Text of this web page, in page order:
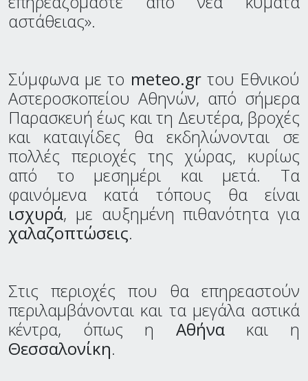
αστάθειας».
Σύμφωνα με το meteo.grτου Εθνικού
Αστεροσκοπείου Αθηνών, από σήμερα
Παρασκευή έως και τη Δευτέρα, βροχές
και καταιγίδες θα εκδηλώνονται σε
πολλές περιοχές της χώρας, κυρίως
από το μεσημέρι και μετά. Τα
φαινόμενα κατά τόπους θα είναι
ισχυρά, με αυξημένη πιθανότητα για
χαλαζοπτώσεις.
Στις περιοχές που θα επηρεαστούν
περιλαμβάνονται και τα μεγάλα αστικά
κέντρα, όπως η Αθήνακαι η
Θεσσαλονίκη.